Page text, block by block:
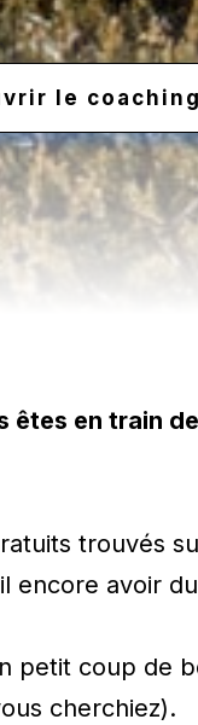
le coaching
êtes en train
trouvés
encore avoir
petit coup de
cherchiez).